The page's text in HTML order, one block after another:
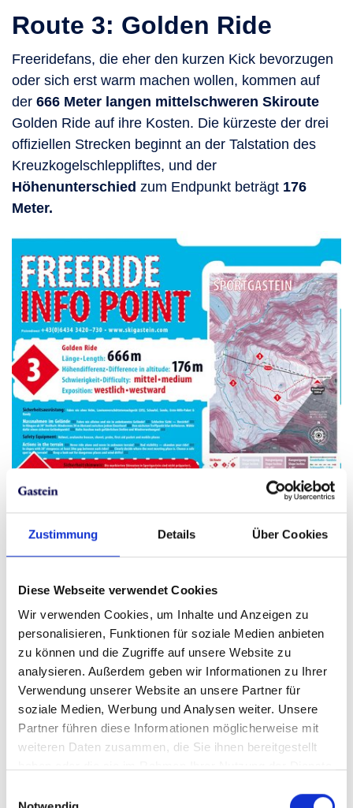
Zustimmung Details Über Cookies
Diese Webseite verwendet Cookies
Wir verwenden Cookies, um Inhalte und Anzeigen zu
personalisieren, Funktionen für soziale Medien anbieten
zu können und die Zugriffe auf unsere Website zu
analysieren. Außerdem geben wir Informationen zu Ihrer
Verwendung unserer Website an unsere Partner für
soziale Medien, Werbung und Analysen weiter. Unsere
Partner führen diese Informationen möglicherweise mit
weiteren Daten zusammen, die Sie ihnen bereitgestellt
Route 3: Golden Ride
Freeridefans, die eher den kurzen Kick bevorzugen
oder sich erst warm machen wollen, kommen auf
der 666 Meter langen mittelschweren Skiroute
Golden Ride auf ihre Kosten. Die kürzeste der drei
offiziellen Strecken beginnt an der Talstation des
Kreuzkogelschleppliftes, und der
Höhenunterschied zum Endpunkt beträgt 176
Meter.
Allgemeine
Sicherheitshinweise für
Freerider:innen
Freeriden steht für pure Freiheit am Berg. Aber:
Freiheit bedingt Sicherheit, und diese basiert auf
großen Maß an Eigenverantwortung.Die